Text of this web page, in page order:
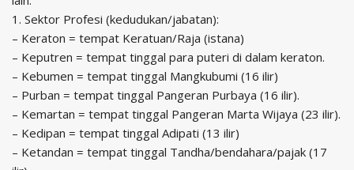
1. Sektor Profesi (kedudukan/jabatan):
– Keraton = tempat Keratuan/Raja (istana)
– Keputren = tempat tinggal para puteri di dalam keraton.
– Kebumen = tempat tinggal Mangkubumi (16 ilir)
– Purban = tempat tinggal Pangeran Purbaya (16 ilir).
– Kemartan = tempat tinggal Pangeran Marta Wijaya (23 ilir).
– Kedipan = tempat tinggal Adipati (13 ilir)
– Ketandan = tempat tinggal Tandha/bendahara/pajak (17